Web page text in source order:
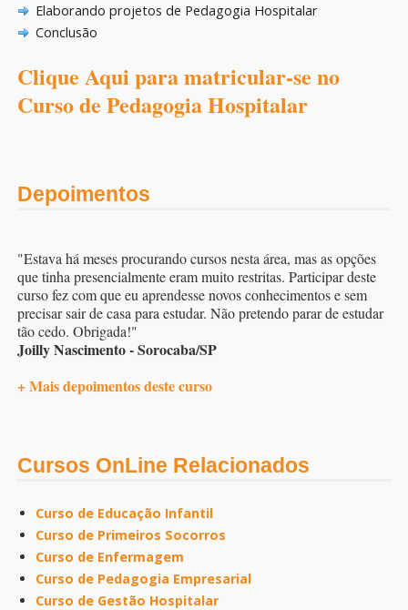
Elaborando projetos de Pedagogia Hospitalar
Conclusão
Clique Aqui para matricular-se no
Curso de Pedagogia Hospitalar
Depoimentos
"Estava há meses procurando cursos nesta área, mas as opções
que tinha presencialmente eram muito restritas. Participar deste
curso fez com que eu aprendesse novos conhecimentos e sem
precisar sair de casa para estudar. Não pretendo parar de estudar
tão cedo. Obrigada!"
Joilly Nascimento - Sorocaba/SP
+ Mais depoimentos deste curso
Cursos OnLine Relacionados
Curso de Educação Infantil
Curso de Primeiros Socorros
Curso de Enfermagem
Curso de Pedagogia Empresarial
Curso de Gestão Hospitalar